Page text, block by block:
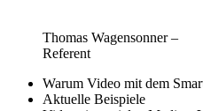
Thomas Wagensonner –
Referent
Warum Video mit dem
Aktuelle Beispiele